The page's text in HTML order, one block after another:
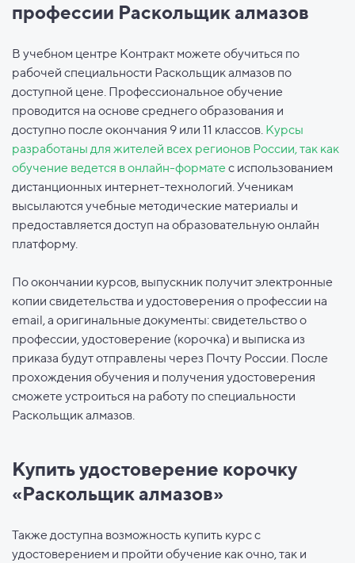
профессии Раскольщик алмазов
В учебном центре Контракт можете обучиться по
рабочей специальности Раскольщик алмазов по
доступной цене. Профессиональное обучение
проводится на основе среднего образования и
доступно после окончания 9 или 11 классов. Курсы
разработаны для жителей всех регионов России, так как
обучение ведется в онлайн-формате с использованием
дистанционных интернет-технологий. Ученикам
высылаются учебные методические материалы и
предоставляется доступ на образовательную онлайн
платформу.
По окончании курсов, выпускник получит электронные
копии свидетельства и удостоверения о профессии на
email, а оригинальные документы: свидетельство о
профессии, удостоверение (корочка) и выписка из
приказа будут отправлены через Почту России. После
прохождения обучения и получения удостоверения
сможете устроиться на работу по специальности
Раскольщик алмазов.
Купить удостоверение корочку
«Раскольщик алмазов»
Также доступна возможность купить курс с
удостоверением и пройти обучение как очно, так и